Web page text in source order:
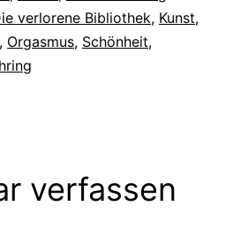
verlorene Bibliothek, Kunst,
, Orgasmus, Schönheit,
verfassen